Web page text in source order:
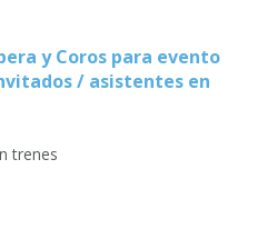
y Coros para evento
/ asistentes en
trenes